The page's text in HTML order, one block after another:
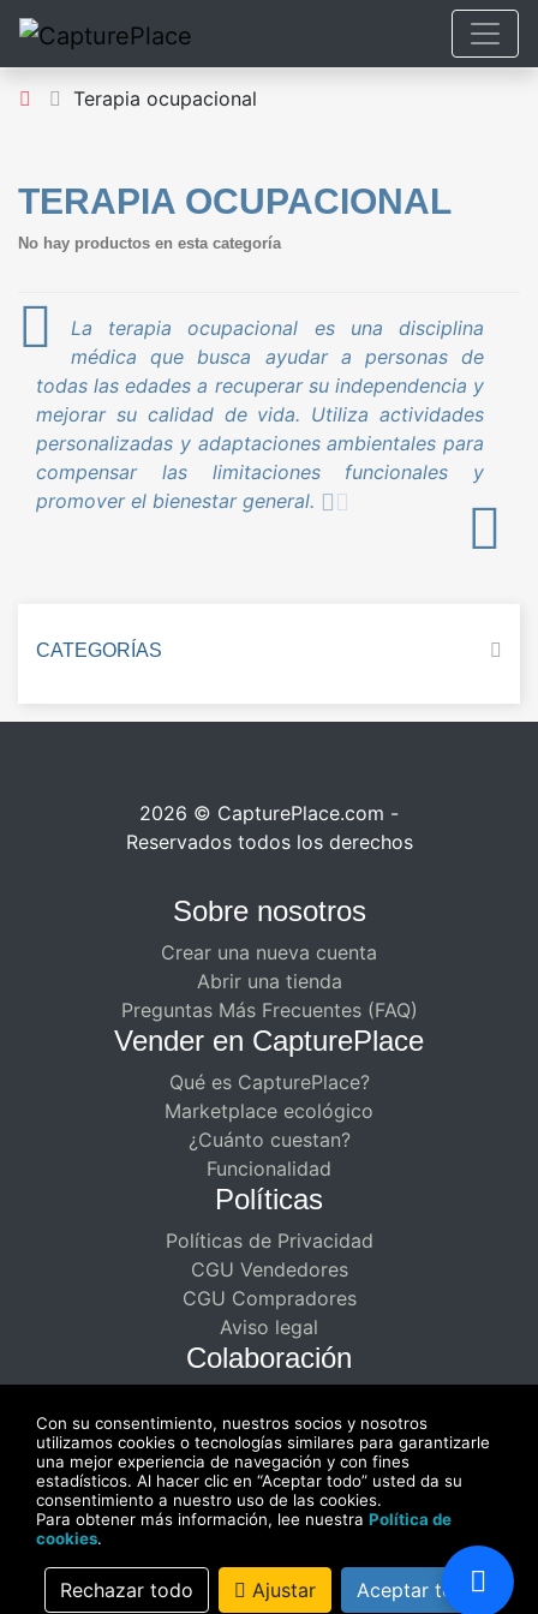
Terapia ocupacional
TERAPIA OCUPACIONAL
No hay productos en esta categoría
La terapia ocupacional es una disciplina
médica que busca ayudar a personas de
todas las edades a recuperar su independencia y
mejorar su calidad de vida. Utiliza actividades
personalizadas y adaptaciones ambientales para
compensar las limitaciones funcionales y
promover el bienestar general.
CATEGORÍAS
2026 © CapturePlace.com -
Reservados todos los derechos
Sobre nosotros
Crear una nueva cuenta
Abrir una tienda
Preguntas Más Frecuentes (FAQ)
Vender en CapturePlace
Qué es CapturePlace?
Marketplace ecológico
¿Cuánto cuestan?
Funcionalidad
Políticas
Políticas de Privacidad
CGU Vendedores
CGU Compradores
Aviso legal
Colaboración
creadores
Disfrute de una colaboración de doble
pago
Con su consentimiento, nuestros socios y nosotros
utilizamos cookies o tecnologías similares para garantizarle
una mejor experiencia de navegación y con fines
estadísticos. Al hacer clic en “Aceptar todo” usted da su
consentimiento a nuestro uso de las cookies.
Para obtener más información, lee nuestra Política de
cookies.
Rechazar todo Ajustar Aceptar todo